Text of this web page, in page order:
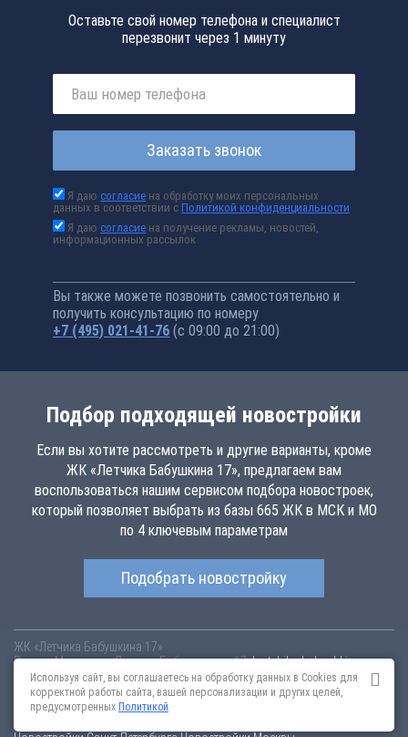
Оставьте свой номер телефона и специалист
перезвонит через 1 минуту
Заказать звонок
Я даюсогласие на обработку моих персональных
данных в соответствии сПолитикой конфиденциальности
Я даюсогласие на получение рекламы, новостей,
информационных рассылок
Вы также можете позвонить самостоятельно и
получить консультацию по номеру
+7 (495) 021-41-76 (с 09:00 до 21:00)
Подбор подходящей новостройки
Если вы хотите рассмотреть и другие варианты, кроме
ЖК «Летчика Бабушкина 17», предлагаем вам
воспользоваться нашим сервисом подбора новостроек,
который позволяет выбрать из базы 665 ЖК в МСК и МО
по 4 ключевым параметрам
Подобрать новостройку
ЖК «Летчика Бабушкина 17»
РоссияМоскваул. Летчика Бабушкина, д. 17 lyotchika-babushkina-
17.novopoisk.msk.ru Купить квартиру в новом жилом комплексе
«Летчика Бабушкина 17» от «Бэсткон» в Бабушкинском районе.
Квартиры различных планировок!
Используя сайт, вы соглашаетесь на обработку данных в Cookies для
корректной работы сайта, вашей персонализации и других целей,
предусмотренных Политикой